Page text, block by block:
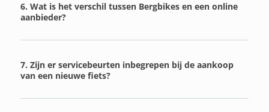
6. Wat is het verschil tussen Bergbikes en een online
aanbieder?
7. Zijn er servicebeurten inbegrepen bij de aankoop
van een nieuwe fiets?